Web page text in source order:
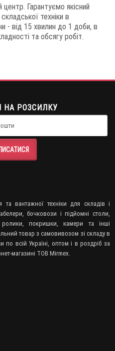
центр. Гарантуємо якісний
техніки в
- від 15 хвилин до 1 доби, в
та обсягу робіт.
НА РОЗСИЛКУ
вантажної техніки для складів і
бочковози і підйомні столи,
покришки, камери та інші
товар з самовивозом зі складу в
всій Україні, оптом і в роздріб за
магазині ТОВ Mirmex.